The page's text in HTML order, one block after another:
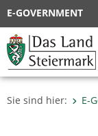
E-GOVERNMENT
Sie sind hier: E-